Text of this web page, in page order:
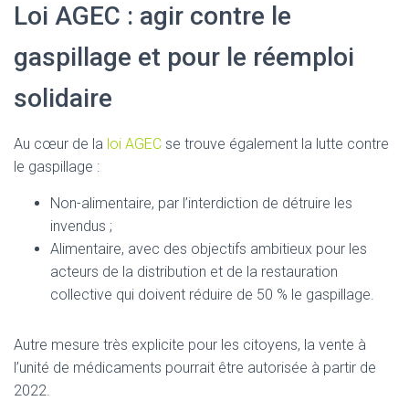
Loi AGEC : agir contre le
gaspillage et pour le réemploi
solidaire
Au cœur de la loi AGEC se trouve également la lutte contre
le gaspillage :
Non-alimentaire, par l’interdiction de détruire les
invendus ;
Alimentaire, avec des objectifs ambitieux pour les
acteurs de la distribution et de la restauration
collective qui doivent réduire de 50 % le gaspillage.
Autre mesure très explicite pour les citoyens, la vente à
l’unité de médicaments pourrait être autorisée à partir de
2022.